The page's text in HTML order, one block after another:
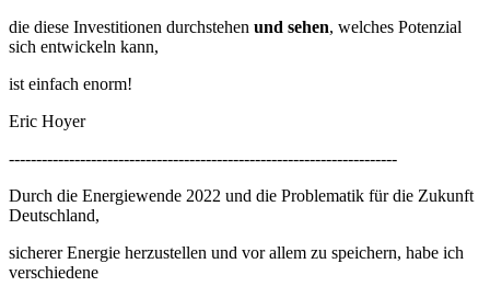
die diese Investitionen durchstehen und sehen, welches Potenzial
sich entwickeln kann,
ist einfach enorm!
Eric Hoyer
-----------------------------------------------------------------------
Durch die Energiewende 2022 und die Problematik für die Zukunft
Deutschland,
sicherer Energie herzustellen und vor allem zu speichern, habe ich
verschiedene